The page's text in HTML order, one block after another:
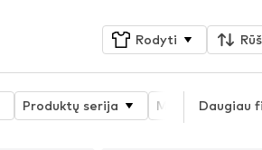
Rodyti
Produktų serija MedžiagaDaugiau